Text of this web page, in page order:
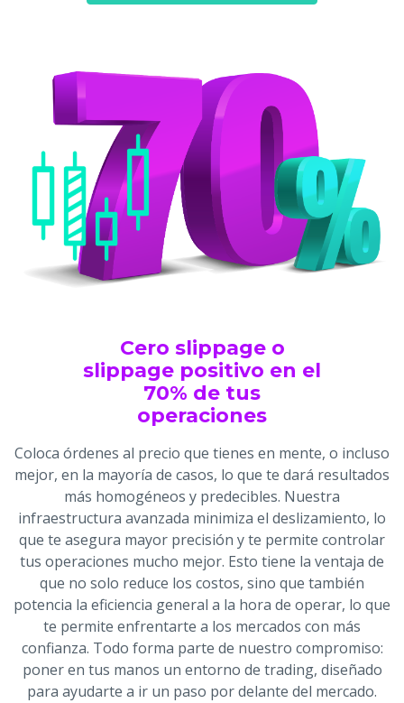
Cero slippage o
slippage positivo en el
70% de tus
operaciones
Coloca órdenes al precio que tienes en mente, o incluso
mejor, en la mayoría de casos, lo que te dará resultados
más homogéneos y predecibles. Nuestra
infraestructura avanzada minimiza el deslizamiento, lo
que te asegura mayor precisión y te permite controlar
tus operaciones mucho mejor. Esto tiene la ventaja de
que no solo reduce los costos, sino que también
potencia la eficiencia general a la hora de operar, lo que
te permite enfrentarte a los mercados con más
confianza. Todo forma parte de nuestro compromiso:
poner en tus manos un entorno de trading, diseñado
para ayudarte a ir un paso por delante del mercado.